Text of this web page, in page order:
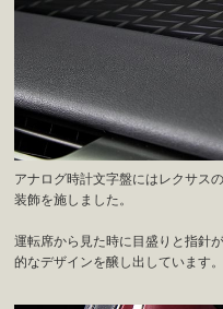
アナログ時計文字盤にはレクサス
装飾を施しました。
運転席から見た時に目盛りと指針
的なデザインを醸し出しています。